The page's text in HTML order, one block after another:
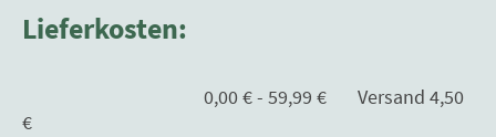
Lieferkosten:
0,00 € - 59,99 € Versand 4,50
€